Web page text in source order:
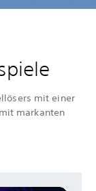
mit einer
markanten